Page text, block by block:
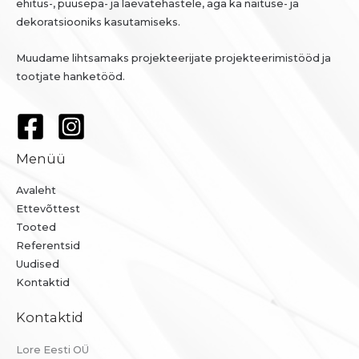
ehitus-, puusepa- ja laevatehastele, aga ka näituse- ja
dekoratsiooniks kasutamiseks.
Muudame lihtsamaks projekteerijate projekteerimistööd ja
tootjate hanketööd.
Menüü
Avaleht
Ettevõttest
Tooted
Referentsid
Uudised
Kontaktid
Kontaktid
Lore Eesti OÜ